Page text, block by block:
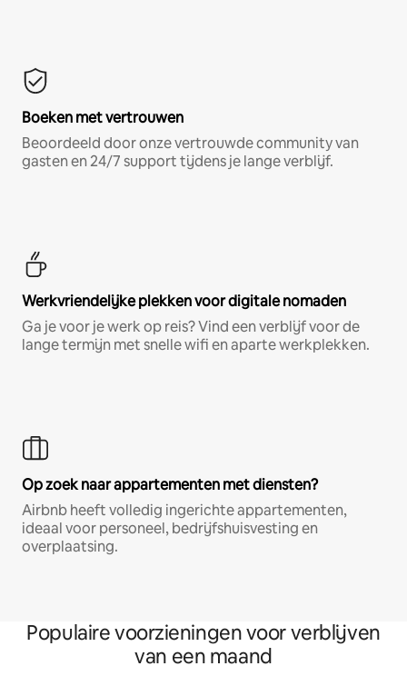
Boeken met vertrouwen
Beoordeeld door onze vertrouwde community van
gasten en 24/7 support tijdens je lange verblijf.
Werkvriendelijke plekken voor digitale nomaden
Ga je voor je werk op reis? Vind een verblijf voor de
lange termijn met snelle wifi en aparte werkplekken.
Op zoek naar appartementen met diensten?
Airbnb heeft volledig ingerichte appartementen,
ideaal voor personeel, bedrijfshuisvesting en
overplaatsing.
Populaire voorzieningen voor verblijven
van een maand